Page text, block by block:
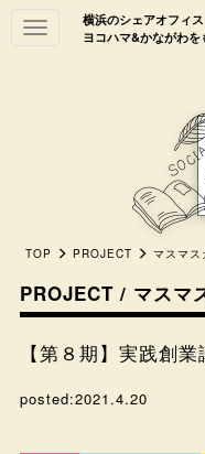
横浜のシェアオフィ
ヨコハマ&かながわ
Toggle
navigation
TOP PROJECT マスマス
PROJECT / マスマ
【第８期】実践創
posted:2021.4.20